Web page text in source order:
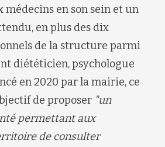
médecins en son sein et un
en plus des dix
de la structure parmi
diététicien, psychologue
en 2020 par la mairie, ce
de proposer "un
permettant aux
de consulter